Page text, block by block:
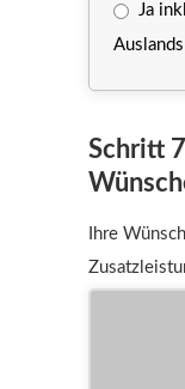
Ja
Schritt
Ihre